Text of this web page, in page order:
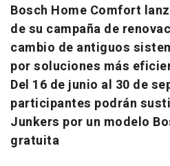
Bosch Home Comfort
de su campaña de
cambio de antiguos
por soluciones más
Del 16 de junio al 30 de
participantes podrán
Junkers por un modelo
gratuita